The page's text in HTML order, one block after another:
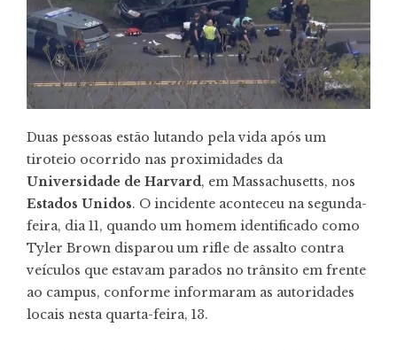
Duas pessoas estão lutando pela vida após um
tiroteio ocorrido nas proximidades da
Universidade de Harvard, em Massachusetts, nos
Estados Unidos. O incidente aconteceu na segunda-
feira, dia 11, quando um homem identificado como
Tyler Brown disparou um rifle de assalto contra
veículos que estavam parados no trânsito em frente
ao campus, conforme informaram as autoridades
locais nesta quarta-feira, 13.